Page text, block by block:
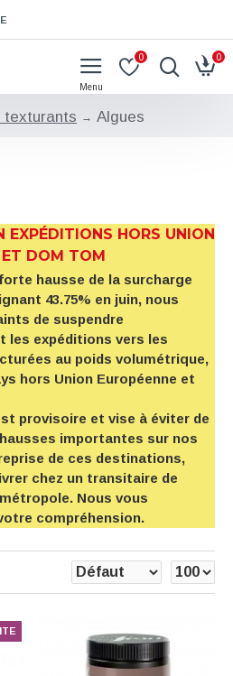
0 0
texturants Algues
EXPÉDITIONS HORS UNION
ET DOM TOM
hausse de la surcharge
43.75% en juin, nous
de suspendre
les expéditions vers les
au poids volumétrique,
hors Union Européenne et
provisoire et vise à éviter de
importantes sur nos
de ces destinations,
chez un transitaire de
Nous vous
compréhension.